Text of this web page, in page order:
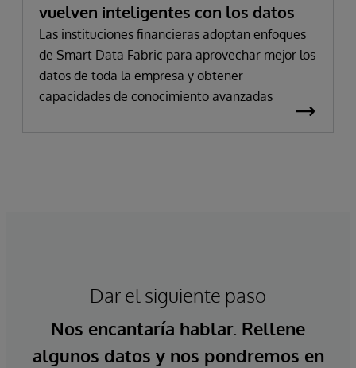
vuelven inteligentes con los datos
Las instituciones financieras adoptan enfoques
de Smart Data Fabric para aprovechar mejor los
datos de toda la empresa y obtener
capacidades de conocimiento avanzadas
Dar el siguiente paso
Nos encantaría hablar. Rellene
algunos datos y nos pondremos en